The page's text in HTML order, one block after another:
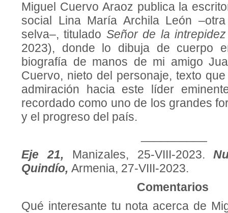
Miguel Cuervo Araoz publica la
social Lina María Archila León
selva–, titulado Señor de la
2023), donde lo dibuja de cuerpo
biografía de manos de mi amigo
Cuervo, nieto del personaje, texto
admiración hacia este líder
recordado como uno de los grandes
y el progreso del país.
Eje 21, Manizales, 25-VIII-2023.
Quindío, Armenia, 27-VIII-2023.
Comentarios
Qué interesante tu nota acerca de